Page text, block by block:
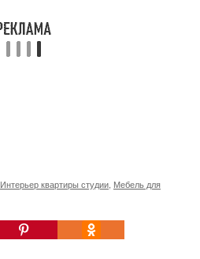
Интерьер квартиры студии Мебель для